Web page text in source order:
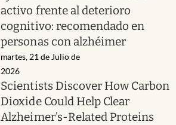
activo frente al deterioro
cognitivo: recomendado en
personas con alzhéimer
martes, 21 de Julio de
2026
Scientists Discover How Carbon
Dioxide Could Help Clear
Alzheimer’s-Related Proteins